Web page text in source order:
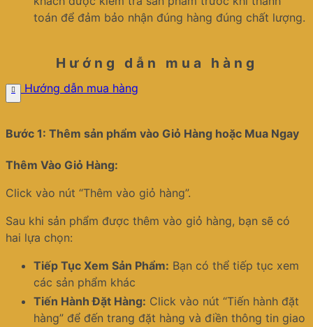
toán để đảm bảo nhận đúng hàng đúng chất lượng.
Hướng dẫn mua hàng
Hướng dẫn mua hàng
Bước 1: Thêm sản phẩm vào Giỏ Hàng hoặc Mua Ngay
Thêm Vào Giỏ Hàng:
Click vào nút “Thêm vào giỏ hàng”.
Sau khi sản phẩm được thêm vào giỏ hàng, bạn sẽ có
hai lựa chọn:
Tiếp Tục Xem Sản Phẩm: Bạn có thể tiếp tục xem
các sản phẩm khác
Tiến Hành Đặt Hàng: Click vào nút “Tiến hành đặt
hàng” để đến trang đặt hàng và điền thông tin giao